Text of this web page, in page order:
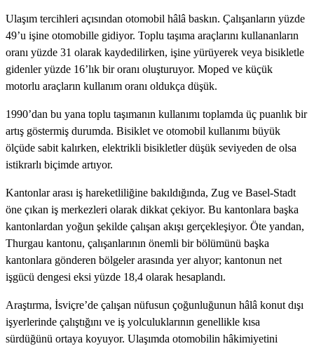
Ulaşım tercihleri açısından otomobil hâlâ baskın. Çalışanların yüzde
49’u işine otomobille gidiyor. Toplu taşıma araçlarını kullananların
oranı yüzde 31 olarak kaydedilirken, işine yürüyerek veya bisikletle
gidenler yüzde 16’lık bir oranı oluşturuyor. Moped ve küçük
motorlu araçların kullanım oranı oldukça düşük.
1990’dan bu yana toplu taşımanın kullanımı toplamda üç puanlık bir
artış göstermiş durumda. Bisiklet ve otomobil kullanımı büyük
ölçüde sabit kalırken, elektrikli bisikletler düşük seviyeden de olsa
istikrarlı biçimde artıyor.
Kantonlar arası iş hareketliliğine bakıldığında, Zug ve Basel-Stadt
öne çıkan iş merkezleri olarak dikkat çekiyor. Bu kantonlara başka
kantonlardan yoğun şekilde çalışan akışı gerçekleşiyor. Öte yandan,
Thurgau kantonu, çalışanlarının önemli bir bölümünü başka
kantonlara gönderen bölgeler arasında yer alıyor; kantonun net
işgücü dengesi eksi yüzde 18,4 olarak hesaplandı.
Araştırma, İsviçre’de çalışan nüfusun çoğunluğunun hâlâ konut dışı
işyerlerinde çalıştığını ve iş yolculuklarının genellikle kısa
sürdüğünü ortaya koyuyor. Ulaşımda otomobilin hâkimiyetini